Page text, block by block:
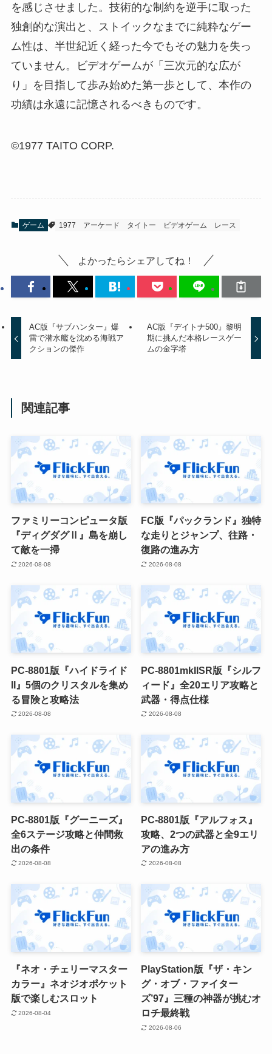
を感じさせました。技術的な制約を逆手に取った
独創的な演出と、ストイックなまでに純粋なゲー
ム性は、半世紀近く経った今でもその魅力を失っ
ていません。ビデオゲームが「三次元的な広が
り」を目指して歩み始めた第一歩として、本作の
功績は永遠に記憶されるべきものです。
©1977 TAITO CORP.
ゲーム 1977 アーケード タイトー ビデオゲーム レース
よかったらシェアしてね！
AC版『サブハンター』爆
雷で潜水艦を沈める海戦ア
クションの傑作
AC版『デイトナ500』黎明
期に挑んだ本格レースゲー
ムの金字塔
関連記事
ファミリーコンピュータ版
『ディグダグⅡ』島を崩し
て敵を一掃
2026-08-08
FC版『パックランド』独特
な走りとジャンプ、往路・
復路の進み方
2026-08-08
PC-8801版『ハイドライド
II』5個のクリスタルを集め
る冒険と攻略法
2026-08-08
PC-8801mkIISR版『シルフ
ィード』全20エリア攻略と
武器・得点仕様
2026-08-08
PC-8801版『グーニーズ』
全6ステージ攻略と仲間救
出の条件
2026-08-08
PC-8801版『アルフォス』
攻略、2つの武器と全9エリ
アの進み方
2026-08-08
『ネオ・チェリーマスター
カラー』ネオジオポケット
版で楽しむスロット
2026-08-04
PlayStation版『ザ・キン
グ・オブ・ファイター
ズ’97』三種の神器が挑むオ
ロチ最終戦
2026-08-06